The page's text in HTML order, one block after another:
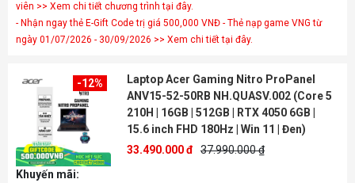
viên >> Xem chi tiết chương trình tại đây.
- Nhận ngay thẻ E-Gift Code trị giá 500,000 VNĐ - Thẻ nạp game VNG từ
ngày 01/07/2026 - 30/09/2026 >> Xem chi tiết tại đây.
-12%
Laptop Acer Gaming Nitro ProPanel
ANV15-52-50RB NH.QUASV.002 (Core 5
210H | 16GB | 512GB | RTX 4050 6GB |
15.6 inch FHD 180Hz | Win 11 | Đen)
33.490.000 đ 37.990.000 ₫
Khuyến mãi: